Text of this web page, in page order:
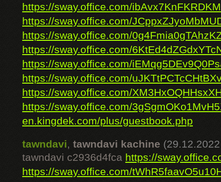
https://sway.office.com/
https://sway.office.com/
https://sway.office.com/
https://sway.office.com/
https://sway.office.com/
https://sway.office.com/
https://sway.office.com/
https://sway.office.com/
en.kingdek.com/plus/guestbook.php
tawndavi, tawndavi kachine
tawndavi c2936d4fca https://
https://sway.office.com/